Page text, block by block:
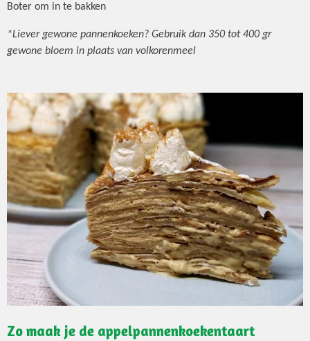
Boter om in te bakken
*Liever gewone pannenkoeken? Gebruik dan 350 tot 400 gr
gewone bloem in plaats van volkorenmeel
Zo maak je de appelpannenkoekentaart